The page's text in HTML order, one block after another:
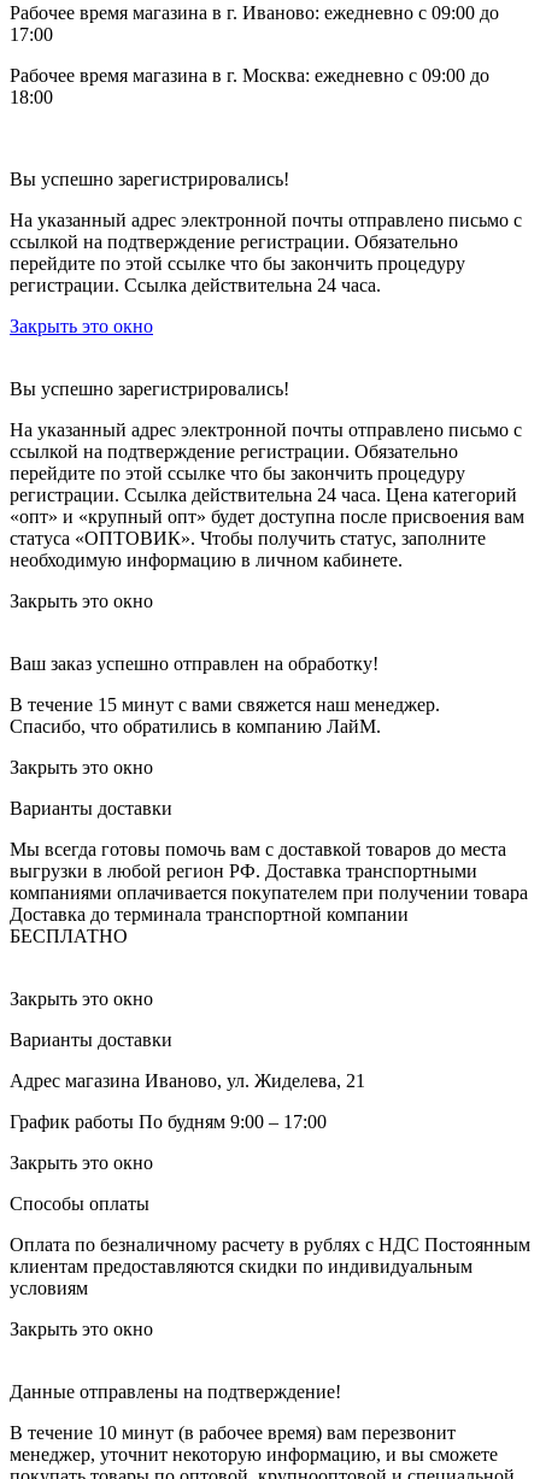
Рабочее время магазина в г. Иваново: ежедневно с 09:00 до
17:00
Рабочее время магазина в г. Москва: ежедневно с 09:00 до
18:00
Вы успешно зарегистрировались!
На указанный адрес электронной почты отправлено письмо с
ссылкой на подтверждение регистрации. Обязательно
перейдите по этой ссылке что бы закончить процедуру
регистрации. Ссылка действительна 24 часа.
Закрыть это окно
Вы успешно зарегистрировались!
На указанный адрес электронной почты отправлено письмо с
ссылкой на подтверждение регистрации. Обязательно
перейдите по этой ссылке что бы закончить процедуру
регистрации. Ссылка действительна 24 часа. Цена категорий
«опт» и «крупный опт» будет доступна после присвоения вам
статуса «ОПТОВИК». Чтобы получить статус, заполните
необходимую информацию в личном кабинете.
Закрыть это окно
Ваш заказ успешно отправлен на обработку!
В течение 15 минут с вами свяжется наш менеджер.
Спасибо, что обратились в компанию ЛайМ.
Закрыть это окно
Варианты доставки
Мы всегда готовы помочь вам с доставкой товаров до места
выгрузки в любой регион РФ. Доставка транспортными
компаниями оплачивается покупателем при получении товара
Доставка до терминала транспортной компании
БЕСПЛАТНО
Закрыть это окно
Варианты доставки
Адрес магазина Иваново, ул. Жиделева, 21
График работы По будням 9:00 – 17:00
Закрыть это окно
Способы оплаты
Оплата по безналичному расчету в рублях с НДС Постоянным
клиентам предоставляются скидки по индивидуальным
условиям
Закрыть это окно
Данные отправлены на подтверждение!
В течение 10 минут (в рабочее время) вам перезвонит
менеджер, уточнит некоторую информацию, и вы сможете